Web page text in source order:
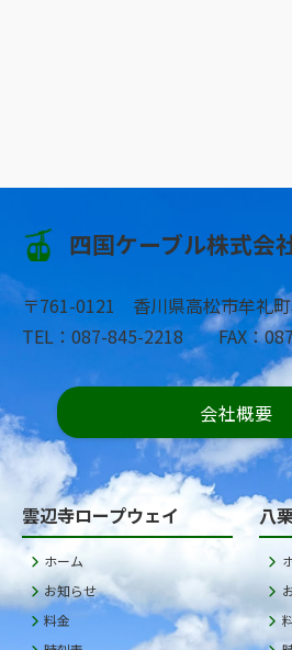
四国ケーブル株式会
〒761-0121 香川県高松市牟礼
TEL：087-845-2218 FAX：
会社概要
雲辺寺ロープウェイ
ホーム
お知らせ
料金
八